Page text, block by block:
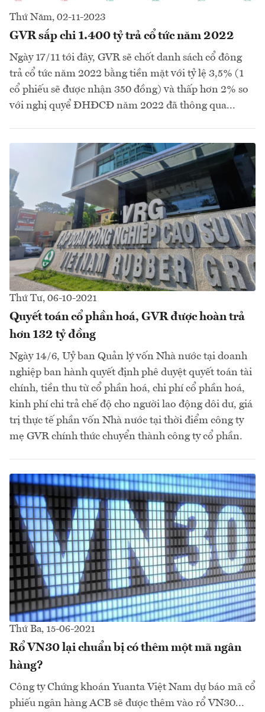
Thứ Năm, 02-11-2023
GVR sắp chi 1.400 tỷ trả cổ tức năm 2022
Ngày 17/11 tới đây, GVR sẽ chốt danh sách cổ đông
trả cổ tức năm 2022 bằng tiền mặt với tỷ lệ 3,5% (1
cổ phiếu sẽ được nhận 350 đồng) và thấp hơn 2% so
với nghị quyể ĐHĐCĐ năm 2022 đã thông qua...
Thứ Tư, 06-10-2021
Quyết toán cổ phần hoá, GVR được hoàn trả
hơn 132 tỷ đồng
Ngày 14/6, Uỷ ban Quản lý vốn Nhà nước tại doanh
nghiệp ban hành quyết định phê duyệt quyết toán tài
chính, tiền thu từ cổ phần hoá, chi phí cổ phần hoá,
kinh phí chi trả chế độ cho người lao động dôi dư, giá
trị thực tế phần vốn Nhà nước tại thời điểm công ty
mẹ GVR chính thức chuyển thành công ty cổ phần.
Thứ Ba, 15-06-2021
Rổ VN30 lại chuẩn bị có thêm một mã ngân
hàng?
Công ty Chứng khoán Yuanta Việt Nam dự báo mã cổ
phiếu ngân hàng ACB sẽ được thêm vào rổ VN30...